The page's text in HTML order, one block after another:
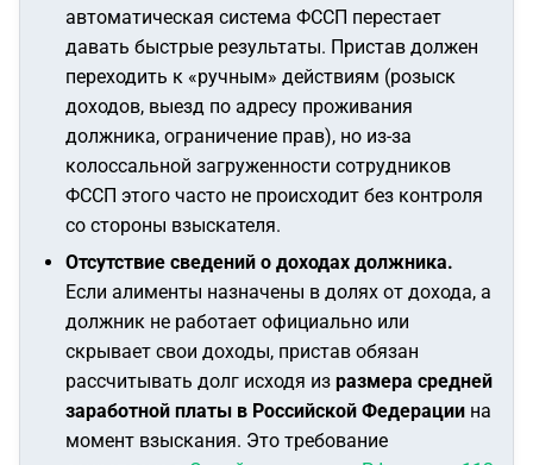
автоматическая система ФССП перестает
давать быстрые результаты. Пристав должен
переходить к «ручным» действиям (розыск
доходов, выезд по адресу проживания
должника, ограничение прав), но из-за
колоссальной загруженности сотрудников
ФССП этого часто не происходит без контроля
со стороны взыскателя.
Отсутствие сведений о доходах должника.
Если алименты назначены в долях от дохода, а
должник не работает официально или
скрывает свои доходы, пристав обязан
рассчитывать долг исходя из размера средней
заработной платы в Российской Федерации на
момент взыскания. Это требование